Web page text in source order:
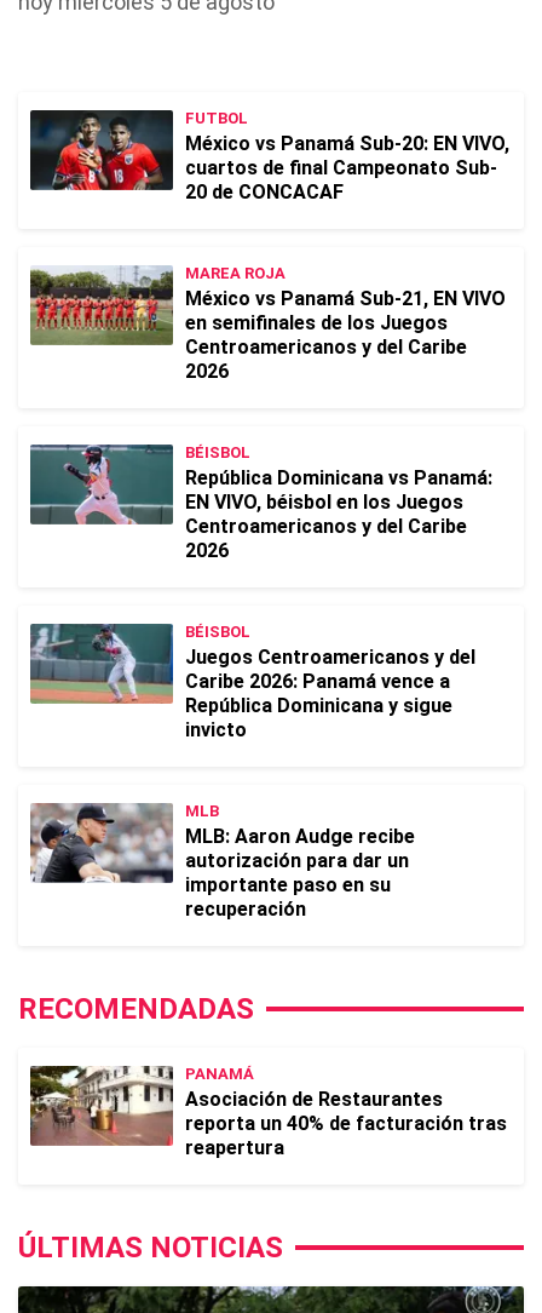
FUTBOL
México vs Panamá Sub-20: EN VIVO,
cuartos de final Campeonato Sub-
20 de CONCACAF
MAREA ROJA
México vs Panamá Sub-21, EN VIVO
en semifinales de los Juegos
Centroamericanos y del Caribe
2026
BÉISBOL
República Dominicana vs Panamá:
EN VIVO, béisbol en los Juegos
Centroamericanos y del Caribe
2026
BÉISBOL
Juegos Centroamericanos y del
Caribe 2026: Panamá vence a
República Dominicana y sigue
invicto
MLB
MLB: Aaron Audge recibe
autorización para dar un
importante paso en su
recuperación
RECOMENDADAS
PANAMÁ
Asociación de Restaurantes
reporta un 40% de facturación tras
reapertura
ÚLTIMAS NOTICIAS